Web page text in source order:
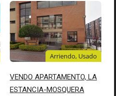
Arriendo, Usado
VENDO APARTAMENTO, LA
ESTANCIA-MOSQUERA